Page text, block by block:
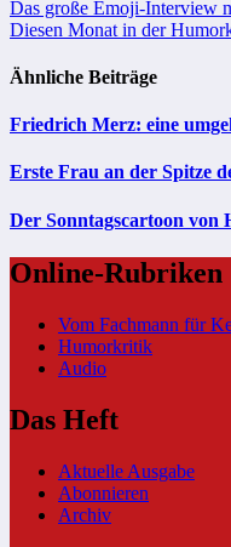
Das große Emoji-Interview
Diesen Monat in der
Ähnliche Beiträge
Friedrich Merz: eine
Erste Frau an der Spitze
Der Sonntagscartoon von
Online-Rubriken
Vom Fachmann für
Humorkritik
Audio
Das Heft
Aktuelle Ausgabe
Abonnieren
Archiv